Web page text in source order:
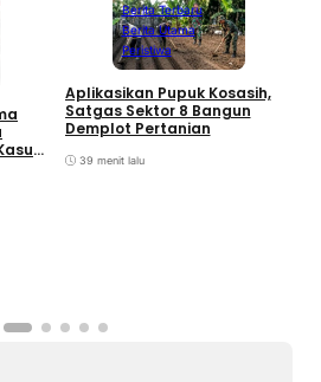
Berita Terbaru
Berita Utama
Peristiwa
Aplikasikan Pupuk Kosasih,
Satgas Sektor 8 Bangun
Demplot Pertanian
39 menit lalu